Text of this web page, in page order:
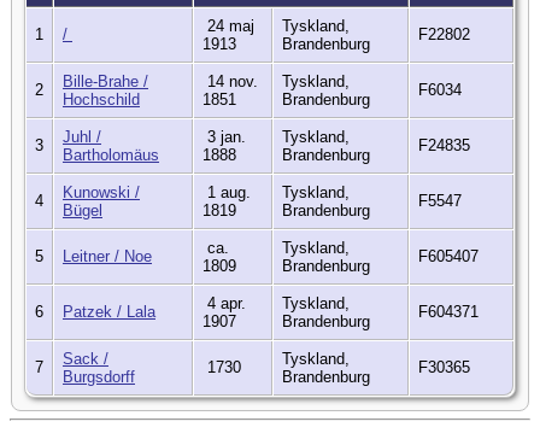
1 /
24 maj
1913
Tyskland,
Brandenburg
F22802
2
Bille-Brahe /
Hochschild
14 nov.
1851
Tyskland,
Brandenburg
F6034
3
Juhl /
Bartholomäus
3 jan.
1888
Tyskland,
Brandenburg
F24835
4
Kunowski /
Bügel
1 aug.
1819
Tyskland,
Brandenburg
F5547
5 Leitner / Noe
ca.
1809
Tyskland,
Brandenburg
F605407
6 Patzek / Lala
4 apr.
1907
Tyskland,
Brandenburg
F604371
7
Sack /
Burgsdorff
1730
Tyskland,
Brandenburg
F30365